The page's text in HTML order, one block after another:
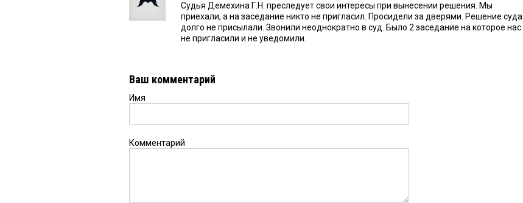
Судья Демехина Г.Н. преследует свои интересы при вынесении решения. Мы
приехали, а на заседание никто не пригласил. Просидели за дверями. Решение суда
долго не присылали. Звонили неоднократно в суд. Было 2 заседание на которое нас
не пригласили и не уведомили.
Ваш комментарий
Имя
Комментарий